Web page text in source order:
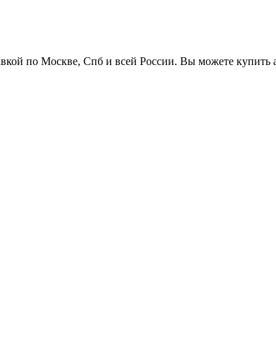
по Москве, Спб и всей России. Вы можете